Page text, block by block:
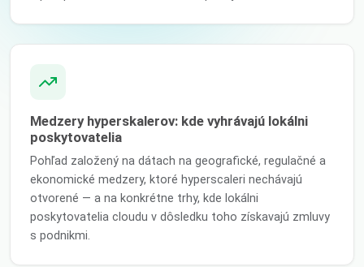
Medzery hyperskalerov: kde vyhrávajú lokálni
poskytovatelia
Pohľad založený na dátach na geografické, regulačné a
ekonomické medzery, ktoré hyperscaleri nechávajú
otvorené — a na konkrétne trhy, kde lokálni
poskytovatelia cloudu v dôsledku toho získavajú zmluvy
s podnikmi.